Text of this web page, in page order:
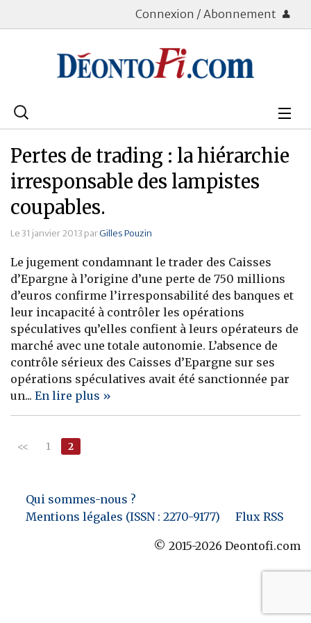
Connexion / Abonnement
Rechercher
Bourse
Placements
Assurance Vie
Patrimoine
Immobilier
Banque
Pertes de trading : la hiérarchie
irresponsable des lampistes
coupables.
Le 31 janvier 2013 parGilles Pouzin
Le jugement condamnant le trader des Caisses
d’Epargne à l’origine d’une perte de 750 millions
d’euros confirme l’irresponsabilité des banques et
leur incapacité à contrôler les opérations
spéculatives qu’elles confient à leurs opérateurs de
marché avec une totale autonomie. L’absence de
contrôle sérieux des Caisses d’Epargne sur ses
opérations spéculatives avait été sanctionnée par
un... En lire plus »
<< 1 2
Qui sommes-nous ?
Mentions légales (ISSN : 2270-9177)
Flux RSS
© 2015-2026 Deontofi.com